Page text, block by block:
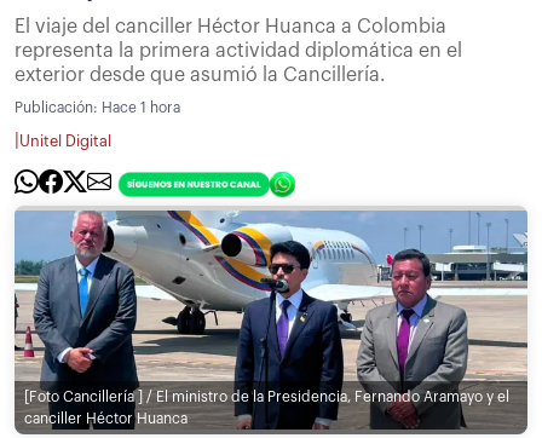
El viaje del canciller Héctor Huanca a Colombia
representa la primera actividad diplomática en el
exterior desde que asumió la Cancillería.
Publicación: Hace 1 hora
Unitel Digital
[Foto Cancillería ] / El ministro de la Presidencia, Fernando Aramayo y el
canciller Héctor Huanca